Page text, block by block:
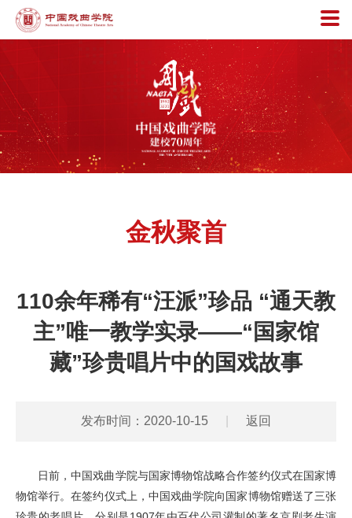
金秋聚首
110余年稀有“汪派”珍品 “通天教
主”唯一教学实录——“国家馆
藏”珍贵唱片中的国戏故事
发布时间：2020-10-15 返回
日前，中国戏曲学院与国家博物馆战略合作签约仪式在国家博
物馆举行。在签约仪式上，中国戏曲学院向国家博物馆赠送了三张